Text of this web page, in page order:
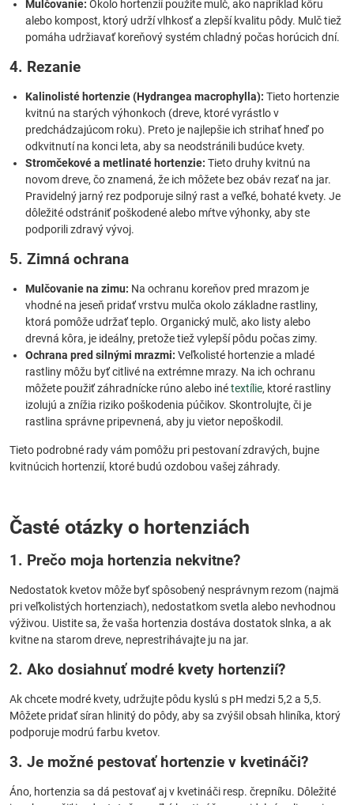
Mulčovanie: Okolo hortenzií použite mulč, ako napríklad kôru
alebo kompost, ktorý udrží vlhkosť a zlepší kvalitu pôdy. Mulč tiež
pomáha udržiavať koreňový systém chladný počas horúcich dní.
4. Rezanie
Kalinolisté hortenzie (Hydrangea macrophylla): Tieto hortenzie
kvitnú na starých výhonkoch (dreve, ktoré vyrástlo v
predchádzajúcom roku). Preto je najlepšie ich strihať hneď po
odkvitnutí na konci leta, aby sa neodstránili budúce kvety.
Stromčekové a metlinaté hortenzie: Tieto druhy kvitnú na
novom dreve, čo znamená, že ich môžete bez obáv rezať na jar.
Pravidelný jarný rez podporuje silný rast a veľké, bohaté kvety. Je
dôležité odstrániť poškodené alebo mŕtve výhonky, aby ste
podporili zdravý vývoj.
5. Zimná ochrana
Mulčovanie na zimu: Na ochranu koreňov pred mrazom je
vhodné na jeseň pridať vrstvu mulča okolo základne rastliny,
ktorá pomôže udržať teplo. Organický mulč, ako listy alebo
drevná kôra, je ideálny, pretože tiež vylepší pôdu počas zimy.
Ochrana pred silnými mrazmi: Veľkolisté hortenzie a mladé
rastliny môžu byť citlivé na extrémne mrazy. Na ich ochranu
môžete použiť záhradnícke rúno alebo inétextílie, ktoré rastliny
izolujú a znížia riziko poškodenia púčikov. Skontrolujte, či je
rastlina správne pripevnená, aby ju vietor nepoškodil.
Tieto podrobné rady vám pomôžu pri pestovaní zdravých, bujne
kvitnúcich hortenzií, ktoré budú ozdobou vašej záhrady.
Časté otázky o hortenziách
1. Prečo moja hortenzia nekvitne?
Nedostatok kvetov môže byť spôsobený nesprávnym rezom (najmä
pri veľkolistých hortenziach), nedostatkom svetla alebo nevhodnou
výživou. Uistite sa, že vaša hortenzia dostáva dostatok slnka, a ak
kvitne na starom dreve, neprestrihávajte ju na jar.
2. Ako dosiahnuť modré kvety hortenzií?
Ak chcete modré kvety, udržujte pôdu kyslú s pH medzi 5,2 a 5,5.
Môžete pridať síran hlinitý do pôdy, aby sa zvýšil obsah hliníka, ktorý
podporuje modrú farbu kvetov.
3. Je možné pestovať hortenzie v kvetináči?
Áno, hortenzia sa dá pestovať aj v kvetináči resp. črepníku. Dôležité